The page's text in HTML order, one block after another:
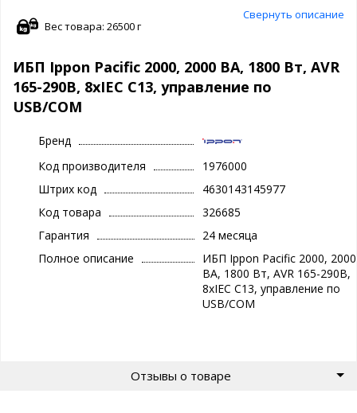
Свернуть описание
Вес товара: 26500 г
ИБП Ippon Pacific 2000, 2000 ВA, 1800 Вт, AVR
165-290В, 8xIEC C13, управление по
USB/COM
Бренд
Код производителя
1976000
Штрих код
4630143145977
Код товара
326685
Гарантия
24 месяца
Полное описание
ИБП Ippon Pacific 2000, 2000
ВA, 1800 Вт, AVR 165-290В,
8xIEC C13, управление по
USB/COM
Отзывы о товаре